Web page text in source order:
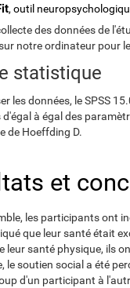
, outil
des données de
notre ordinateur pour
statistique
les données, le SPSS
à égal des
de Hoeffding D.
et
les participants ont
que leur santé était
leur santé physique, ils
le soutien social a été
d'un participant à